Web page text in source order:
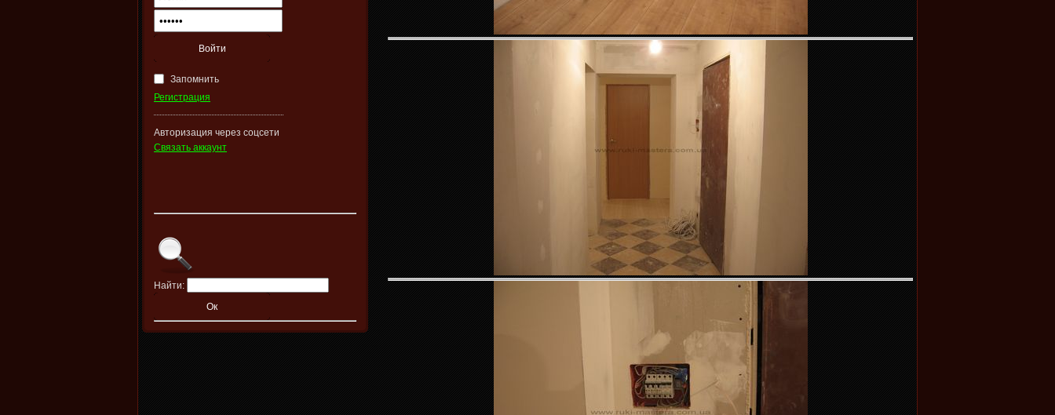
Запомнить
Регистрация
Авторизация через соцсети
Связать аккаунт
Найти: